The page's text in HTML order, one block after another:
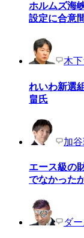
ホルムズ海
設定に合意
木
れいわ新選
畠氏
加
エース級の
でなかった
ダ